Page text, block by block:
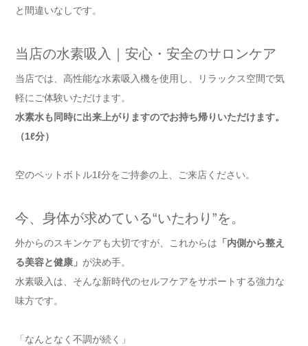
と間違いなしです。
当店の水素吸入｜安心・安全のサロンケア
当店では、高性能な水素吸入機を使用し、リラックス空間で気
軽にご体験いただけます。
水素水も同時に出来上がりますのでお持ち帰りいただけます。
（1ℓ分）
空のペットボトル1ℓ分をご持参の上、ご来店ください。
今、身体が求めている“いたわり”を。
外からのスキンケアも大切ですが、これからは 「内側から整え
る美容と健康」 が決め手。
水素吸入は、そんな新時代のセルフケアをサポートする強力な
味方です。
「なんとなく不調が続く」